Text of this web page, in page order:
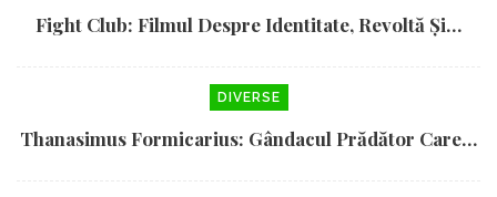
Fight Club: Filmul Despre Identitate, Revoltă Și…
DIVERSE
Thanasimus Formicarius: Gândacul Prădător Care…